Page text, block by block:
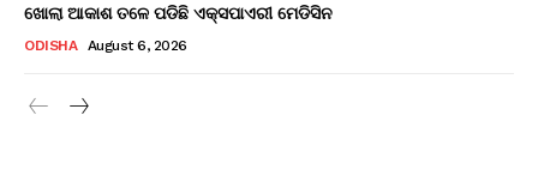
ଖୋଲା ଆକାଶ ତଳେ ପଡିଛି ଏକ୍ସପାଏରୀ ମେଡିସିନ
ODISHA August 6, 2026